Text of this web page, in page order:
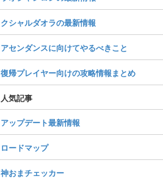
クシャルダオラの最新情報
アセンダンスに向けてやるべきこと
復帰プレイヤー向けの攻略情報まとめ
人気記事
アップデート最新情報
ロードマップ
神おまチェッカー